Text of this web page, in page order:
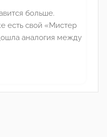
больше.
есть свой «Мистер
аналогия между